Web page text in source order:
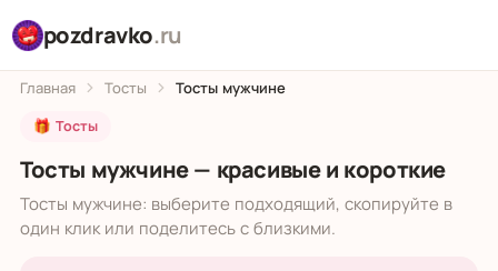
pozdravko.ru
Главная Тосты Тосты мужчине
🎁 Тосты
Тосты мужчине — красивые и короткие
Тосты мужчине: выберите подходящий, скопируйте в
один клик или поделитесь с близкими.